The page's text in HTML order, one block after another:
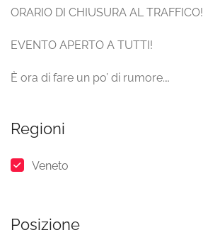
ORARIO DI CHIUSURA AL TRAFFICO!
EVENTO APERTO A TUTTI!
È ora di fare un po’ di rumore….
Regioni
Veneto
Posizione